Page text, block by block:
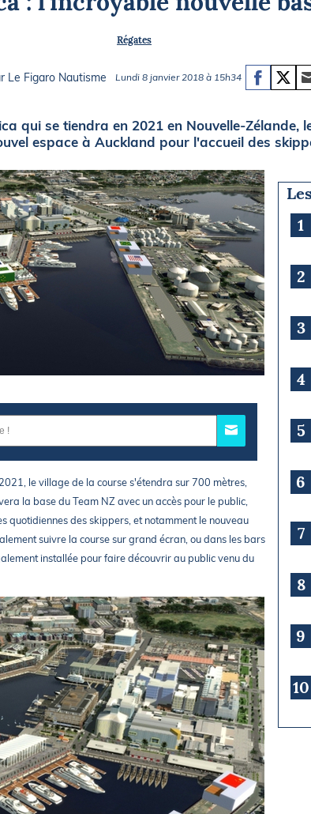
Briefings
Régates
Le Figaro Nautisme Lundi 8 janvier 2018 à 15h34
qui se tiendra en 2021 en Nouvelle-Zélande,
espace à Auckland pour l'accueil des
le village de la course s'étendra sur 700 mètres,
la base du Team NZ avec un accès pour le public,
quotidiennes des skippers, et notamment le nouveau
suivre la course sur grand écran, ou dans les bars
installée pour faire découvrir au public venu du
1
2
3
4
5
6
7
8
9
10